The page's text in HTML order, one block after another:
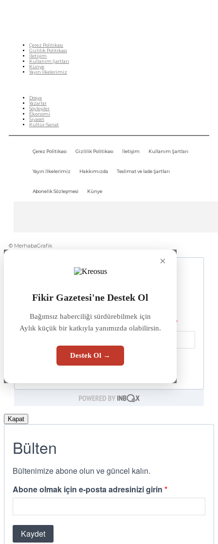
Çerez Politikası
Gizlilik Politikası
İletişim
Kullanım Şartları
Künye
Yayın İlkelerimiz
Dosya
Yazarlar
Söyleşiler
Ekonomi
Siyaset
Kültür-Sanat
Çerez Politikası Gizlilik Politikası İletişim Kullanım Şartları
Yayın İlkelerimiz Hakkımızda Teslimat ve İade Şartları
Abonelik Sözleşmesi Künye
© MerhabaGrafik
×
Fikir Gazetesi'ne Destek Ol
Bağımsız haberciliği sürdürebilmek için
Aylık küçük bir katkıyla yanımızda olabilirsin.
Destek Ol →
Kapat